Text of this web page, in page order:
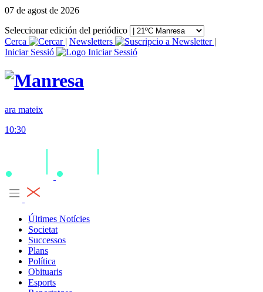
07 de agost de 2026
Seleccionar edición del periódico
Cerca
| Newsletters
|
Iniciar Sessió
ara mateix
10:30
Últimes Notícies
Societat
Successos
Plans
Política
Obituaris
Esports